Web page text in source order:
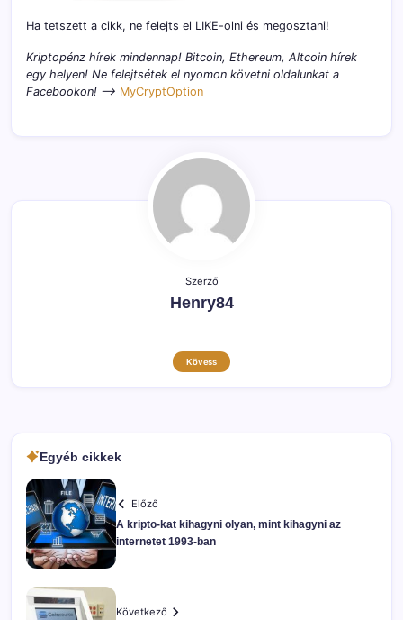
Ha tetszett a cikk, ne felejts el LIKE-olni és megosztani!
Kriptopénz hírek mindennap! Bitcoin, Ethereum, Altcoin hírek
egy helyen! Ne felejtsétek el nyomon követni oldalunkat a
Facebookon! –> MyCryptOption
Szerző
Henry84
Kövess
Egyéb cikkek
Előző
A kripto-kat kihagyni olyan, mint kihagyni az
internetet 1993-ban
Következő